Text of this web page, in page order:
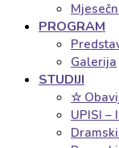
PROGRAM
Galerija
STUDIJI
☆
UPISI –